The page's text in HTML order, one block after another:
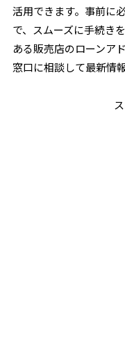
活用できます。事前に
で、スムーズに手続き
ある販売店のローンア
窓口に相談して最新情